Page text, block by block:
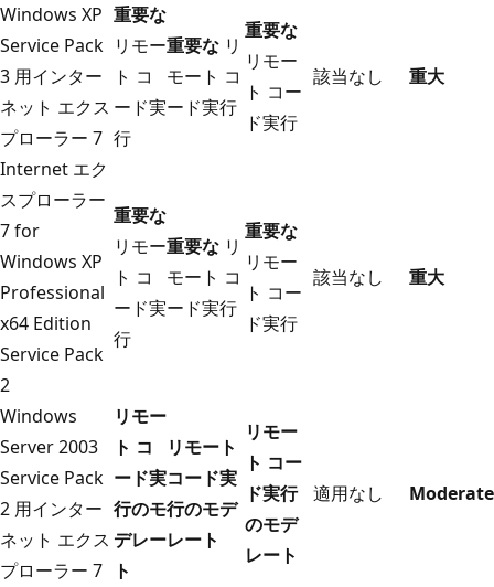
Windows XP
Service Pack
3 用インター
ネット エクス
プローラー 7
重要な
リモー
ト コ
ード実
行
重要な リ
モート コ
ード実行
重要な
リモー
ト コー
ド実行
該当なし 重大
Internet エク
スプローラー
7 for
Windows XP
Professional
x64 Edition
Service Pack
2
重要な
リモー
ト コ
ード実
行
重要な リ
モート コ
ード実行
重要な
リモー
ト コー
ド実行
該当なし 重大
Windows
Server 2003
Service Pack
2 用インター
ネット エクス
プローラー 7
リモー
ト コ
ード実
行のモ
デレー
ト
リモート
コード実
行のモデ
レート
リモー
ト コー
ド実行
のモデ
レート
適用なし Moderate